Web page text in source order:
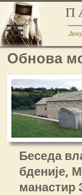
Обнова
Беседа
бденије,
манастир